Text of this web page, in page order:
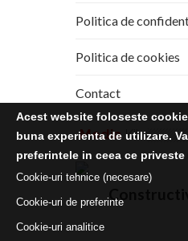
Politica de
Politica de cookies
Contact
Media Kit
Acest website foloseste
buna experienta de utilizare.
preferintele in ceea ce
Cookie-uri tehnice (necesare)
Cookie-uri de preferinte
Cookie-uri analitice